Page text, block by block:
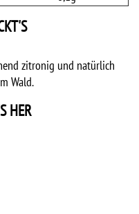
zitronig und natürlich
Wald.
HER